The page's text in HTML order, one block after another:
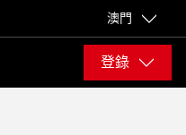
澳門
登錄